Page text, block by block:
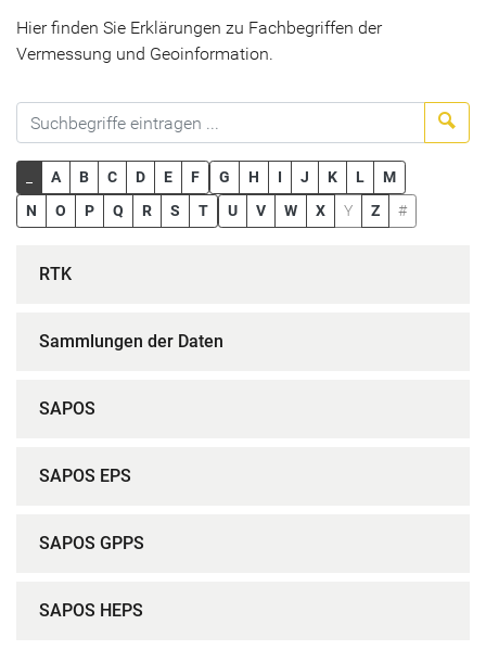
Hier finden Sie Erklärungen zu Fachbegriffen der
Vermessung und Geoinformation.
A B C D E F G H I J K L
M
N
O P Q R S T U V W X Y Z #
RTK
Sammlungen der Daten
SAPOS
SAPOS EPS
SAPOS GPPS
SAPOS HEPS